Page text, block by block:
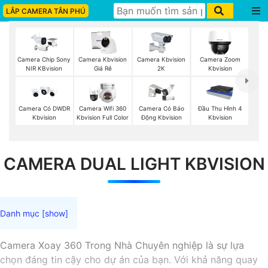
LẮP CAMERA TÂN PHÚ
Camera Chip Sony
NIR KBvision
Camera Kbvision
Giá Rẻ
Camera Kbvision
2K
Camera Zoom
Kbvision
Camera Có DWDR
Kbvision
Camera Wifi 360
Kbvision Full Color
Camera Có Báo
Động Kbvision
Đầu Thu Hình 4
Kbvision
CAMERA DUAL LIGHT KBVISION
Camera Xoay 360 Trong Nhà Chuyên nghiệp là sự lựa
chọn đáng tin cậy cho dự án của bạn. Với khả năng quay